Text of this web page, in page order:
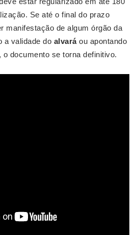
Se até o final do prazo
manifestação de algum órgão da
a validade do alvaráou apontando
o documento se torna definitivo.